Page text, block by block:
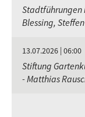
Stadtführungen
Blessing,
13.07.2026 | 06:00
Stiftung
- Matthias